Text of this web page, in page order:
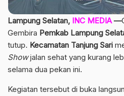
Lampung Selatan, INC MEDIA—
Gembira Pemkab Lampung
tutup. Kecamatan Tanjung Sari
Showjalan sehat yang kurang
selama dua pekan ini.
Kegiatan tersebut di buka